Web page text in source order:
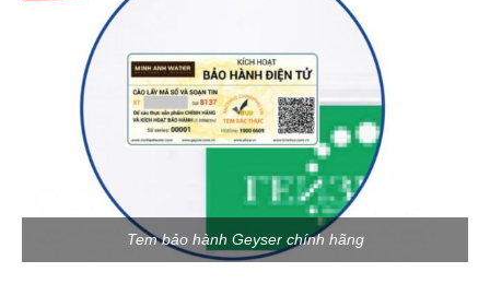
Tem bảo hành Geyser chính hãng